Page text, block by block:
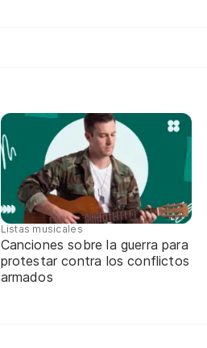
Listas musicales
Canciones sobre la guerra para
protestar contra los conflictos
armados